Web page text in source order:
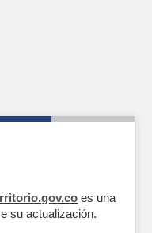
es una
su actualización.